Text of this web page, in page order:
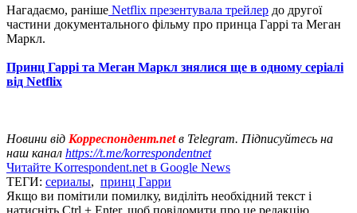
Нагадаємо, раніше Netflix презентувала трейлер до другої
частини документального фільму про принца Гаррі та Меган
Маркл.
Принц Гаррі та Меган Маркл знялися ще в одному серіалі
від Netflix
Новини від Корреспондент.netв Telegram. Підписуйтесь на
наш канал https://t.me/korrespondentnet
Читайте Korrespondent.net в Google News
ТЕГИ: сериалы, принц Гарри
Якщо ви помітили помилку, виділіть необхідний текст і
натисніть Ctrl + Enter, щоб повідомити про це редакцію.